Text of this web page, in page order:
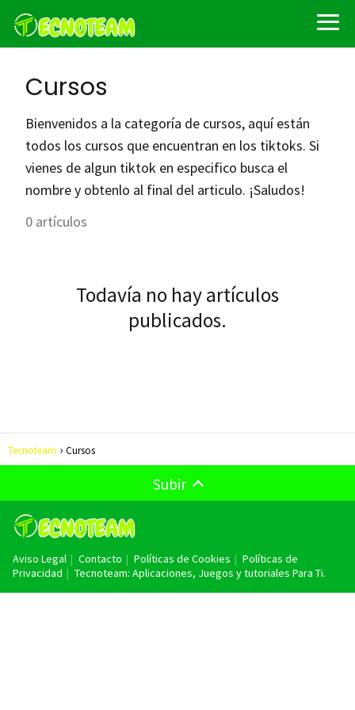
Cursos
Bienvenidos a la categoría de cursos, aquí están
todos los cursos que encuentran en los tiktoks. Si
vienes de algun tiktok en especifico busca el
nombre y obtenlo al final del articulo. ¡Saludos!
0 artículos
Todavía no hay artículos
publicados.
Tecnoteam Cursos
Subir
Aviso Legal Contacto Políticas de Cookies
Políticas de
Privacidad
Tecnoteam: Aplicaciones, Juegos y tutoriales Para Ti.